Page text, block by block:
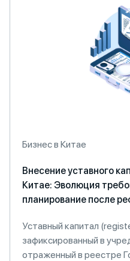
Бизнес в Китае
Внесение уставного
Китае: Эволюция
планирование после
Уставный капитал
зафиксированный в
отраженный в реестре